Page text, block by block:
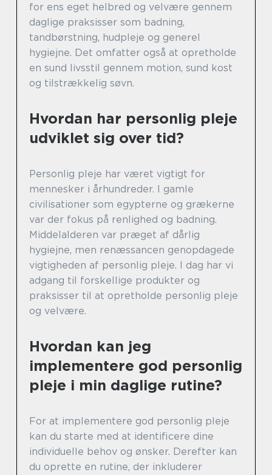
for ens eget helbred og velvære gennem
daglige praksisser som badning,
tandbørstning, hudpleje og generel
hygiejne. Det omfatter også at opretholde
en sund livsstil gennem motion, sund kost
og tilstrækkelig søvn.
Hvordan har personlig pleje
udviklet sig over tid?
Personlig pleje har været vigtigt for
mennesker i århundreder. I gamle
civilisationer som egypterne og grækerne
var der fokus på renlighed og badning.
Middelalderen var præget af dårlig
hygiejne, men renæssancen genopdagede
vigtigheden af personlig pleje. I dag har vi
adgang til forskellige produkter og
praksisser til at opretholde personlig pleje
og velvære.
Hvordan kan jeg
implementere god personlig
pleje i min daglige rutine?
For at implementere god personlig pleje
kan du starte med at identificere dine
individuelle behov og ønsker. Derefter kan
du oprette en rutine, der inkluderer